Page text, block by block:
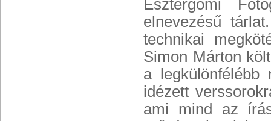
Esztergomi
elnevezésű
technikai
Simon Márton
a legkülönfélébb
idézett
ami mind az